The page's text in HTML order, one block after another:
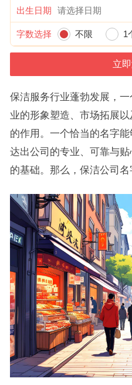
出生日期
字数选择 不限 1
保洁服务行业蓬勃发展，
业的形象塑造、市场拓展
的作用。一个恰当的名字
达出公司的专业、可靠与
的基础。那么，保洁公司名